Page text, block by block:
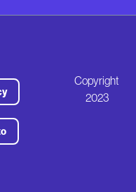
Copyright
2023